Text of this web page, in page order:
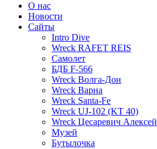
О нас
Новости
Сайты
Intro Dive
Wreck RAFET REIS
Самолет
БДБ F-566
Wreck Волга-Дон
Wreck Варна
Wreck Santa-Fe
Wreck UJ-102 (KT 40)
Wreck Цесаревич Алексей
Музей
Бутылочка